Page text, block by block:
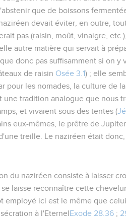
que de boissons
devait éviter, en outre,
pas (raisin, moût, vinaigre,
autre matière qui servait à
donc pas suffisamment si on y
de raisin Osée 3.1) ; elle
pour les nomades, la culture de
une tradition analogue que nous
et vivaient sous des tentes (
eux-mêmes, le prêtre de
treille. Le naziréen était
du naziréen consiste à laisser
laisse reconnaître cette
employé ici est le même que
à l'EternelExode 28.36 ;